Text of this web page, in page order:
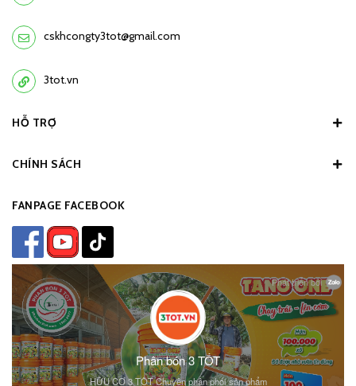
cskhcongty3tot@gmail.com
3tot.vn
HỖ TRỢ
CHÍNH SÁCH
FANPAGE FACEBOOK